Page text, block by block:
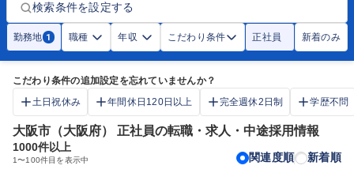
検索条件を設定する
勤務地 1 職種 年収 こだわり条件 正社員 新着のみ
こだわり条件の追加設定を忘れていませんか？
土日祝休み
年間休日120日以上 完全週休2日制 学歴不問
大阪市（大阪府） 正社員の転職・求人・中途採用情報
1000件以上
1〜100件目を表示中 関連度順 新着順